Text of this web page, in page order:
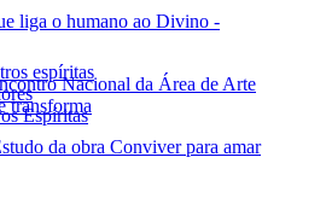
espíritas
Espíritas
liga o humano ao Divino -
Nacional da Área de Arte
transforma
da obra Conviver para amar